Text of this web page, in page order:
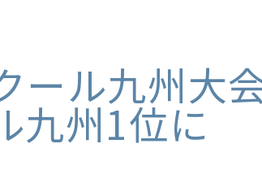
ール九州大
九州1位に